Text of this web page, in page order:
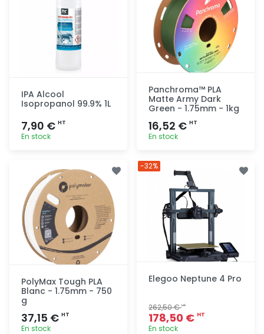
IPA Alcool
Isopropanol 99.9% 1L
7,90 € HT
En stock
rapide
Panchroma™ PLA
Matte Army Dark
Green - 1.75mm - 1kg
16,52 € HT
En stock
PolyMax Tough PLA
Blanc - 1.75mm - 750
g
37,15 € HT
En stock
Elegoo Neptune 4 Pro
262,50 €HT
178,50 € HT
En stock
-32%